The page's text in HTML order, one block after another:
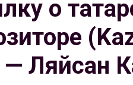
о
— Ляйсан